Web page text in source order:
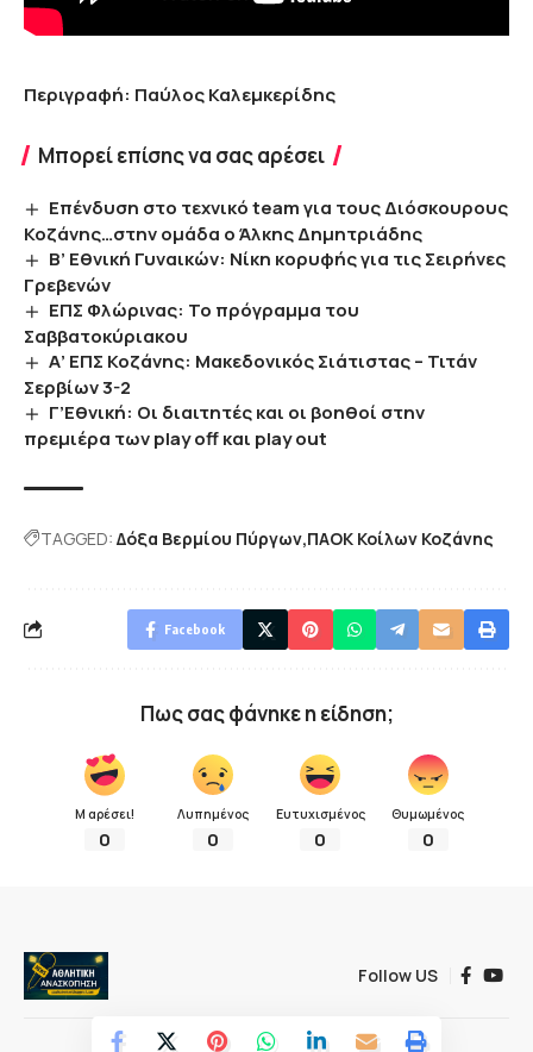
Περιγραφή: Παύλος Καλεμκερίδης
Μπορεί επίσης να σας αρέσει
Επένδυση στο τεχνικό team για τους Διόσκουρους
Κοζάνης…στην ομάδα ο Άλκης Δημητριάδης
Β’ Εθνική Γυναικών: Νίκη κορυφής για τις Σειρήνες
Γρεβενών
ΕΠΣ Φλώρινας: Το πρόγραμμα του
Σαββατοκύριακου
Α’ ΕΠΣ Κοζάνης: Μακεδονικός Σιάτιστας – Τιτάν
Σερβίων 3-2
Γ’Εθνική: Οι διαιτητές και οι βοηθοί στην
πρεμιέρα των play off και play out
TAGGED: Δόξα Βερμίου Πύργων ΠΑΟΚ Κοίλων Κοζάνης
Facebook
Πως σας φάνηκε η είδηση;
Μ αρέσει!
0
Λυπημένος
0
Ευτυχισμένος
0
Θυμωμένος
0
Follow US
© 2022 Αθλητική ανασκόπηση